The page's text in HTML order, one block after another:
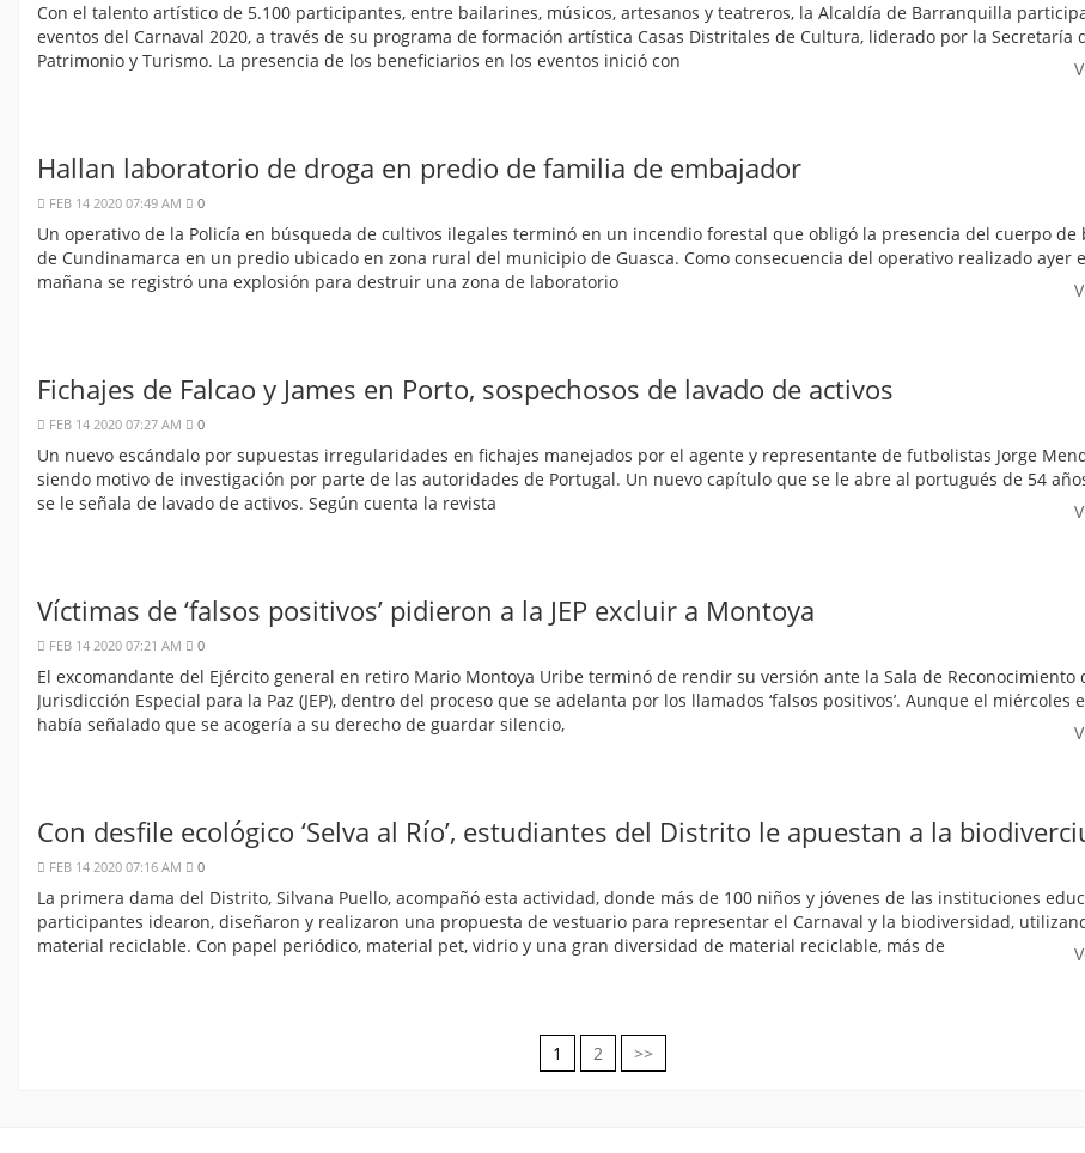
Con el talento artístico de 5.100 participantes, entre bailarines, músicos, artesanos y teatreros, la Alcaldía de Barranquilla
eventos del Carnaval 2020, a través de su programa de formación artística Casas Distritales de Cultura, liderado por la Secretaría
Patrimonio y Turismo. La presencia de los beneficiarios en los eventos inició con
Hallan laboratorio de droga en predio de familia de embajador
FEB 14 2020 07:49 AM 0
Un operativo de la Policía en búsqueda de cultivos ilegales terminó en un incendio forestal que obligó la presencia del cuerpo de
de Cundinamarca en un predio ubicado en zona rural del municipio de Guasca. Como consecuencia del operativo realizado ayer
mañana se registró una explosión para destruir una zona de laboratorio
Fichajes de Falcao y James en Porto, sospechosos de lavado de activos
FEB 14 2020 07:27 AM 0
Un nuevo escándalo por supuestas irregularidades en fichajes manejados por el agente y representante de futbolistas Jorge
siendo motivo de investigación por parte de las autoridades de Portugal. Un nuevo capítulo que se le abre al portugués de 54
se le señala de lavado de activos. Según cuenta la revista
Víctimas de ‘falsos positivos’ pidieron a la JEP excluir a Montoya
FEB 14 2020 07:21 AM 0
El excomandante del Ejército general en retiro Mario Montoya Uribe terminó de rendir su versión ante la Sala de Reconocimiento
Jurisdicción Especial para la Paz (JEP), dentro del proceso que se adelanta por los llamados ‘falsos positivos’. Aunque el miércoles
había señalado que se acogería a su derecho de guardar silencio,
Con desfile ecológico ‘Selva al Río’, estudiantes del Distrito le apuestan a la
FEB 14 2020 07:16 AM 0
La primera dama del Distrito, Silvana Puello, acompañó esta actividad, donde más de 100 niños y jóvenes de las instituciones
participantes idearon, diseñaron y realizaron una propuesta de vestuario para representar el Carnaval y la biodiversidad,
material reciclable. Con papel periódico, material pet, vidrio y una gran diversidad de material reciclable, más de
Navegación
1 2 >>